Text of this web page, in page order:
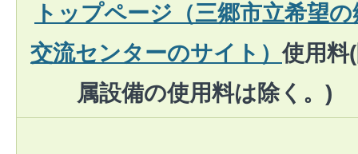
トップページ（三郷市立希望の
交流センターのサイト）使用料
属設備の使用料は除く。)